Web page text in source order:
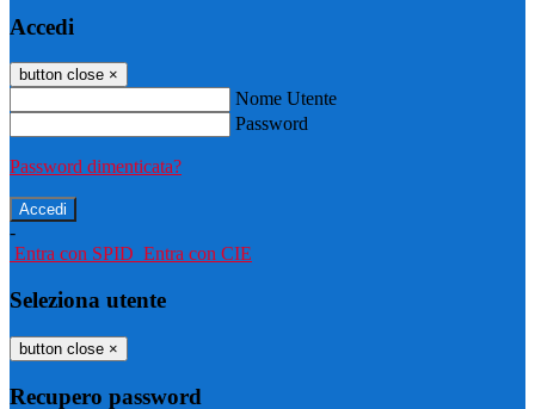
Accedi
button close ×
Nome Utente
Password
Password dimenticata?
-
Entra con SPID Entra con CIE
Seleziona utente
button close ×
Recupero password